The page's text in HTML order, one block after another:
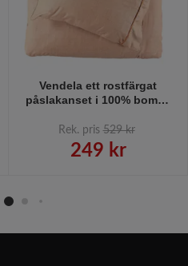
Vendela ett rostfärgat
påslakanset i 100% bomull
Gripsholm. Mått 150 x 210
cm. Örngott 50 x 60 cm.
Rek. pris 529 kr
249 kr